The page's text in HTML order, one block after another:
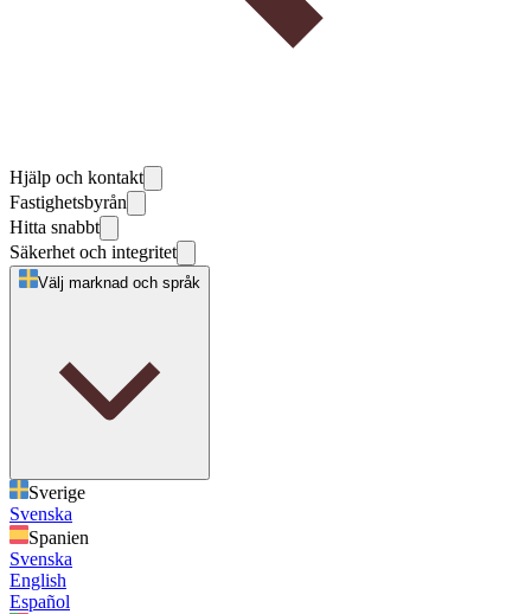
Hjälp och kontakt
Fastighetsbyrån
Hitta snabbt
Säkerhet och integritet
Välj marknad och språk
Sverige
Svenska
Spanien
Svenska
English
Español